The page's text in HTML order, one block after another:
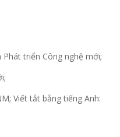
triển Công nghệ mới;
Viết tắt bằng tiếng Anh: